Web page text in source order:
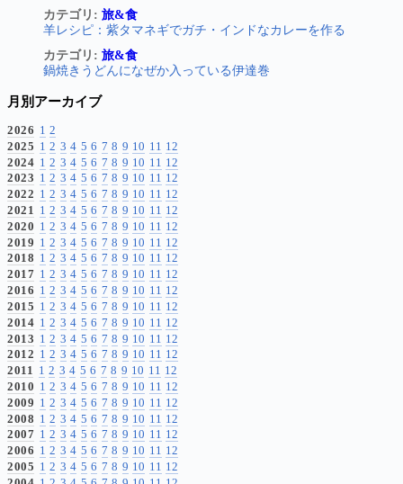
羊レシピ：紫タマネギでガチ・インドなカレーを作る
カテゴリ: 旅&食
鍋焼きうどんになぜか入っている伊達巻
カテゴリ: 旅&食
月別アーカイブ
2026 1 2
2025 1 2 3 4 5 6 7 8 9 10 11 12
2024 1 2 3 4 5 6 7 8 9 10 11 12
2023 1 2 3 4 5 6 7 8 9 10 11 12
2022 1 2 3 4 5 6 7 8 9 10 11 12
2021 1 2 3 4 5 6 7 8 9 10 11 12
2020 1 2 3 4 5 6 7 8 9 10 11 12
2019 1 2 3 4 5 6 7 8 9 10 11 12
2018 1 2 3 4 5 6 7 8 9 10 11 12
2017 1 2 3 4 5 6 7 8 9 10 11 12
2016 1 2 3 4 5 6 7 8 9 10 11 12
2015 1 2 3 4 5 6 7 8 9 10 11 12
2014 1 2 3 4 5 6 7 8 9 10 11 12
2013 1 2 3 4 5 6 7 8 9 10 11 12
2012 1 2 3 4 5 6 7 8 9 10 11 12
2011 1 2 3 4 5 6 7 8 9 10 11 12
2010 1 2 3 4 5 6 7 8 9 10 11 12
2009 1 2 3 4 5 6 7 8 9 10 11 12
2008 1 2 3 4 5 6 7 8 9 10 11 12
2007 1 2 3 4 5 6 7 8 9 10 11 12
2006 1 2 3 4 5 6 7 8 9 10 11 12
2005 1 2 3 4 5 6 7 8 9 10 11 12